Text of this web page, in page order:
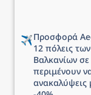
✈️Προσφορά
12 πόλεις των
Βαλκανίων σε
περιμένουν
ανακαλύψεις